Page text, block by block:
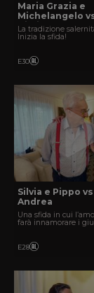
Maria Grazia e
Michelangelo
Giulio
La tradizione
Inizia la sfida!
E30
Silvia e Pippo
Andrea
Una sfida in cui
farà innamorare i
E28